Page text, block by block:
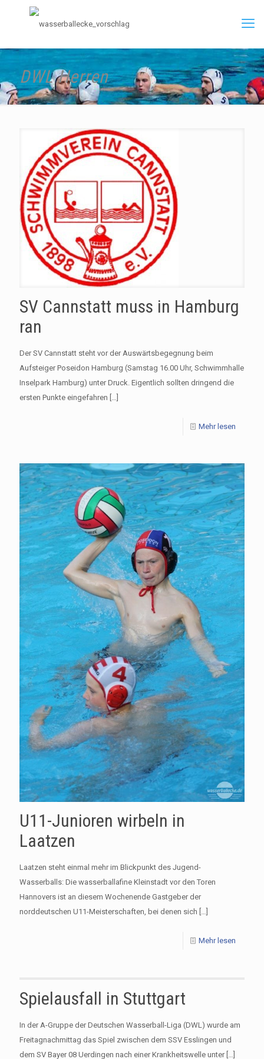
DWL Herren
SV Cannstatt muss in Hamburg
ran
Der SV Cannstatt steht vor der Auswärtsbegegnung beim
Aufsteiger Poseidon Hamburg (Samstag 16.00 Uhr, Schwimmhalle
Inselpark Hamburg) unter Druck. Eigentlich sollten dringend die
ersten Punkte eingefahren […]
Mehr lesen
U11-Junioren wirbeln in
Laatzen
Laatzen steht einmal mehr im Blickpunkt des Jugend-
Wasserballs: Die wasserballafine Kleinstadt vor den Toren
Hannovers ist an diesem Wochenende Gastgeber der
norddeutschen U11-Meisterschaften, bei denen sich […]
Mehr lesen
Spielausfall in Stuttgart
In der A-Gruppe der Deutschen Wasserball-Liga (DWL) wurde am
Freitagnachmittag das Spiel zwischen dem SSV Esslingen und
dem SV Bayer 08 Uerdingen nach einer Krankheitswelle unter[…]